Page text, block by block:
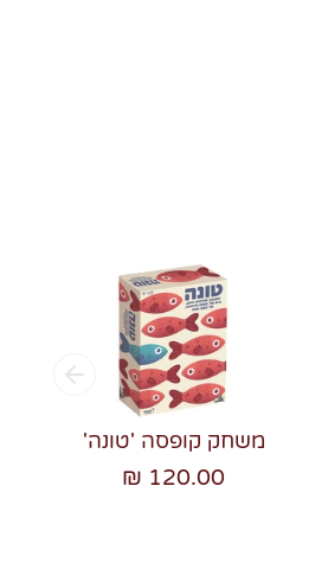
משחק קופסה 'טונה'
120.00 ₪